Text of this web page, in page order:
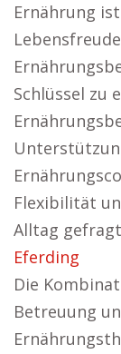
Ernährung
Schlüssel zu
Flexibilität
Alltag
Eferding
Die
Betreuung